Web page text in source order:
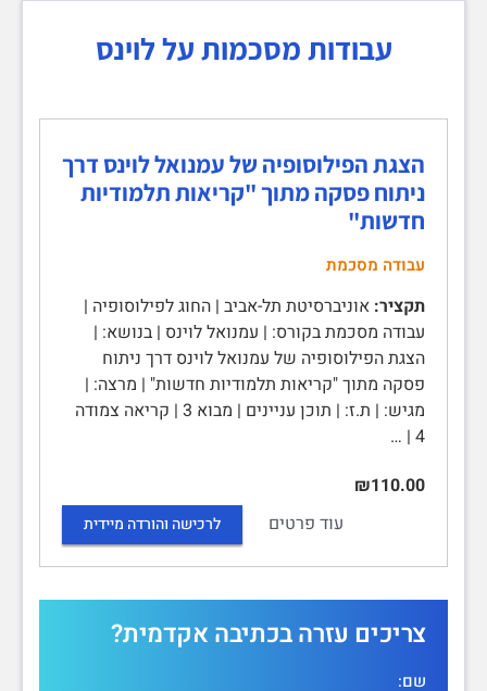
עבודות מסכמות על לוינס
הצגת הפילוסופיה של עמנואל לוינס דרך
ניתוח פסקה מתוך "קריאות תלמודיות
חדשות"
עבודה מסכמת
תקציר: אוניברסיטת תל-אביב | החוג לפילוסופיה |
עבודה מסכמת בקורס: | עמנואל לוינס | בנושא: |
הצגת הפילוסופיה של עמנואל לוינס דרך ניתוח
פסקה מתוך "קריאות תלמודיות חדשות" | מרצה: |
מגיש: | ת.ז: | תוכן עניינים | מבוא 3 | קריאה צמודה
4 | …
₪110.00
עוד פרטים
לרכישה והורדה מיידית
צריכים עזרה בכתיבה אקדמית?
שם: